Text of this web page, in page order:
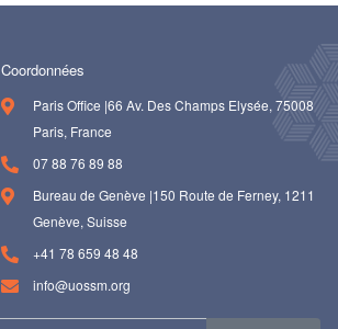
Coordonnées
Paris Office |66 Av. Des Champs Elysée, 75008
Paris, France
07 88 76 89 88
Bureau de Genève |150 Route de Ferney, 1211
Genève, Suisse
+41 78 659 48 48
info@uossm.org